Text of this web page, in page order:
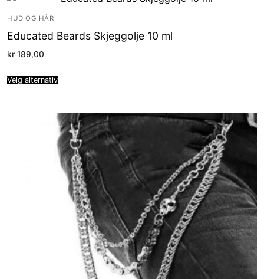
HUD OG HÅR
Educated Beards Skjeggolje 10 ml
kr 189,00
Velg alternativ